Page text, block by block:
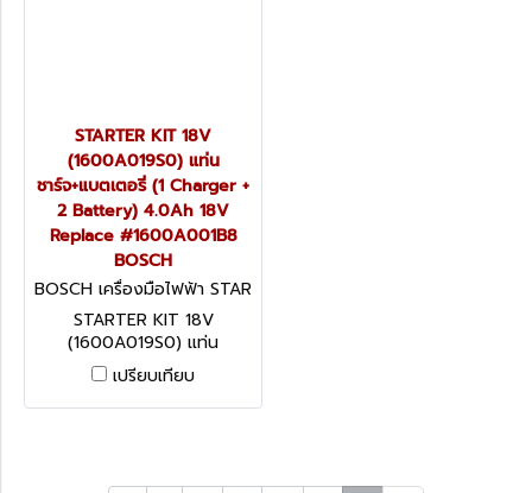
STARTER KIT 18V
(1600A019S0) แท่น
ชาร์จ+แบตเตอรี่ (1 Charger +
2 Battery) 4.0Ah 18V
Replace #1600A001B8
BOSCH
BOSCH เครื่องมือไฟฟ้า STAR
TER KIT 18V (1600A019S0)
STARTER KIT 18V
(1600A019S0) แท่น
ชาร์จ+แบตเตอรี่ (1 Charger +
2 Battery) 4.0Ah 18V
Replace #1600A001B8
เปรียบเทียบ